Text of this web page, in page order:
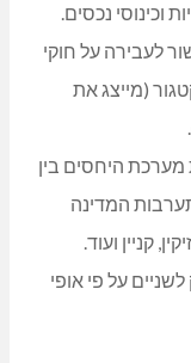
וכינוסי נכסים.
לעבירה על חוקי
(מייצג את
היחסים בין
המדינה
קניין ועוד.
על פי אופי